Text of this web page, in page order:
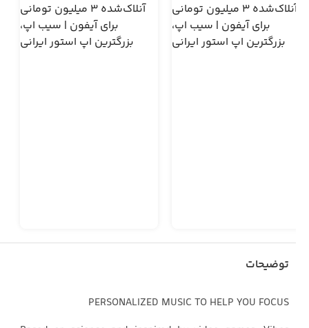
توضیحات
PERSONALIZED MUSIC TO HELP YOU FOCUS